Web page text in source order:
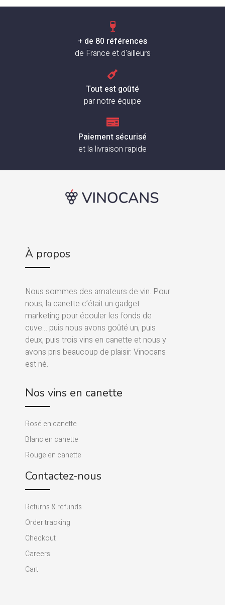
+ de 80 références
de France et d'ailleurs
Tout est goûté
par notre équipe
Paiement sécurisé
et la livraison rapide
À propos
Nous sommes des amateurs de vin. Pour
nous, la canette c’était un gadget
marketing pour écouler les fonds de
cuve… puis nous avons goûté un, puis
deux, puis trois vins en canette et nous y
avons pris beaucoup de plaisir. Vinocans
est né.
Nos vins en canette
Rosé en canette
Blanc en canette
Rouge en canette
Contactez-nous
Returns & refunds
Order tracking
Checkout
Careers
Cart